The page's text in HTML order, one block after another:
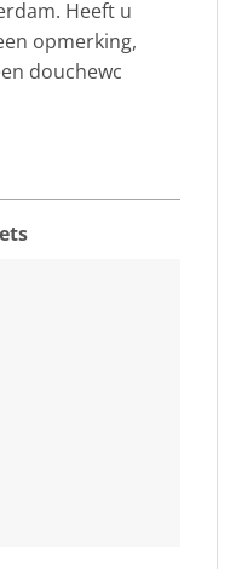
Heeft u
opmerking,
douchewc